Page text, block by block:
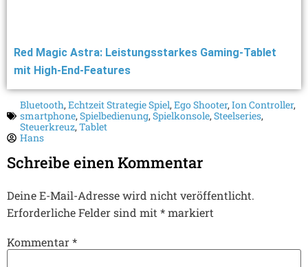
Red Magic Astra: Leistungsstarkes Gaming-Tablet
mit High-End-Features
Bluetooth,Echtzeit Strategie Spiel,Ego Shooter,Ion Controller,
smartphone,Spielbedienung,Spielkonsole,Steelseries,
Steuerkreuz,Tablet
Hans
Schreibe einen Kommentar
Deine E-Mail-Adresse wird nicht veröffentlicht.
Erforderliche Felder sind mit *markiert
Kommentar*